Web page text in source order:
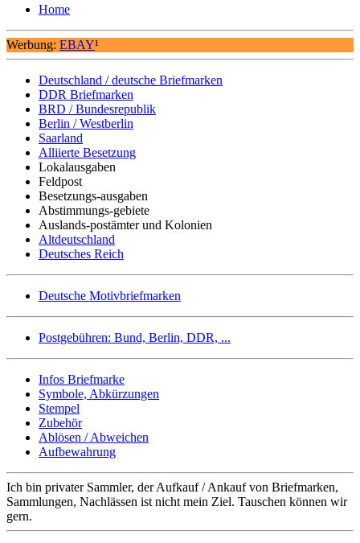
Home
Werbung: EBAY¹
Deutschland / deutsche Briefmarken
DDR Briefmarken
BRD / Bundesrepublik
Berlin / Westberlin
Saarland
Alliierte Besetzung
Lokalausgaben
Feldpost
Besetzungs-ausgaben
Abstimmungs-gebiete
Auslands-postämter und Kolonien
Altdeutschland
Deutsches Reich
Deutsche Motivbriefmarken
Postgebühren: Bund, Berlin, DDR, ...
Infos Briefmarke
Symbole, Abkürzungen
Stempel
Zubehör
Ablösen / Abweichen
Aufbewahrung
Ich bin privater Sammler, der Aufkauf / Ankauf von Briefmarken,
Sammlungen, Nachlässen ist nicht mein Ziel. Tauschen können wir
gern.